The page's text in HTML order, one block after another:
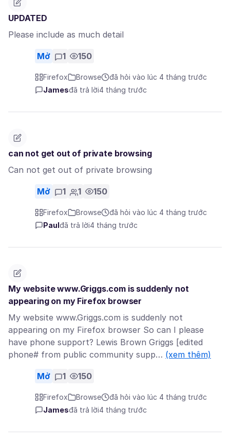
UPDATED
Please include as much detail
Mở 1 150
Firefox Browse
đã hỏi vào lúc 4 tháng trước
Jamesđã trả lời4 tháng trước
can not get out of private browsing
Can not get out of private browsing
Mở 1 1 150
Firefox Browse
đã hỏi vào lúc 4 tháng trước
Paul đã trả lời4 tháng trước
My website www.Griggs.com is suddenly not
appearing on my Firefox browser
My website www.Griggs.com is suddenly not
appearing on my Firefox browser So can I please
have phone support? Lewis Brown Griggs [edited
phone# from public community supp… (xem thêm)
Mở 1 150
Firefox Browse
đã hỏi vào lúc 4 tháng trước
Jamesđã trả lời4 tháng trước